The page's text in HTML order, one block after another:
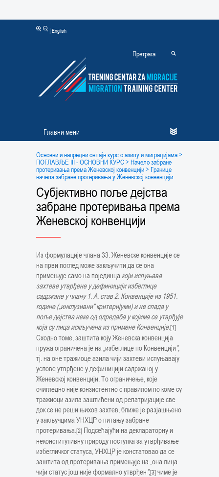
| English
Главни мени
Основни и напредни онлајн курс о азилу и миграцијама>
ПОГЛАВЉЕ III - ОСНОВНИ КУРС> Начело забране
протеривања према Женевској конвенцији> Границе
начела забране протеривања у Женевској конвенцији
Субјективно поље дејства
забране протеривања према
Женевској конвенцији
Из формулације члана 33. Женевске конвенције се
на први поглед може закључити да се она
примењује само на појединца који испуњава
захтеве утврђене у дефиницији избеглице
садржане у члану 1. А. став 2. Конвенције из 1951.
године („инклузивни” критеријуми) и не спада у
поље дејства неке од одредаба у којима се утврђује
која су лица искључена из примене Конвенције.[1]
Сходно томе, заштита коју Женевска конвенција
пружа ограничена је на „избеглице по Конвенцији”,
тј. на оне тражиоце азила чији захтеви испуњавају
услове утврђене у дефиницији садржаној у
Женевској конвенцији. То ограничење, које
очигледно није конзистентно с правилом по коме су
тражиоци азила заштићени од репатријације све
док се не реши њихов захтев, ближе је разјашњено
у закључцима УНХЦР о питању забране
протеривања.[2] Подсећајући на деклараторну и
неконститутивну природу поступка за утврђивање
избегличког статуса, УНХЦР је констатовао да се
заштита од протеривања примењује на „она лица
чији статус још није формално утврђен”,[3]чиме је